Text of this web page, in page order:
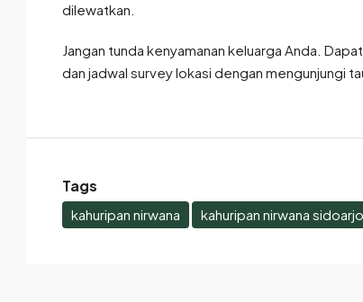
dilewatkan.
Jangan tunda kenyamanan keluarga Anda.
dan jadwal survey lokasi dengan mengunjungi
Tags
kahuripan nirwana kahuripan nirwana sidoarjo